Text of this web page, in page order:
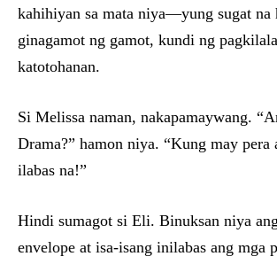
kahihiyan sa mata niya—yung sugat na
ginagamot ng gamot, kundi ng
katotohanan.
Si Melissa naman, nakapamaywang.
Drama?” hamon niya. “Kung may pera
ilabas na!”
Hindi sumagot si Eli. Binuksan niya
envelope at isa-isang inilabas ang mga